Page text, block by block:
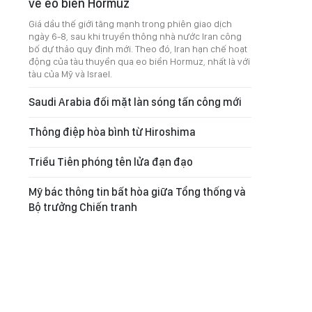
về eo biển Hormuz
Giá dầu thế giới tăng mạnh trong phiên giao dịch
ngày 6-8, sau khi truyền thông nhà nước Iran công
bố dự thảo quy định mới. Theo đó, Iran hạn chế hoạt
động của tàu thuyền qua eo biển Hormuz, nhất là với
tàu của Mỹ và Israel.
Saudi Arabia đối mặt làn sóng tấn công mới
Thông điệp hòa bình từ Hiroshima
Triều Tiên phóng tên lửa đạn đạo
Mỹ bác thông tin bất hòa giữa Tổng thống và
Bộ trưởng Chiến tranh